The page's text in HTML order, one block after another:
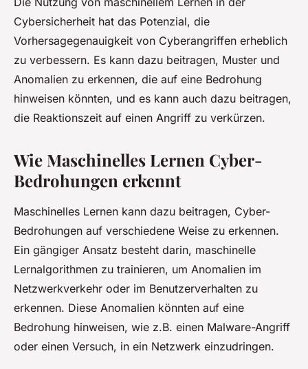
Cybersicherheit hat das Potenzial, die
Vorhersagegenauigkeit von Cyberangriffen erheblich
zu verbessern. Es kann dazu beitragen, Muster und
Anomalien zu erkennen, die auf eine Bedrohung
hinweisen könnten, und es kann auch dazu beitragen,
die Reaktionszeit auf einen Angriff zu verkürzen.
Wie Maschinelles Lernen Cyber-
Bedrohungen erkennt
Maschinelles Lernen kann dazu beitragen, Cyber-
Bedrohungen auf verschiedene Weise zu erkennen.
Ein gängiger Ansatz besteht darin, maschinelle
Lernalgorithmen zu trainieren, um Anomalien im
Netzwerkverkehr oder im Benutzerverhalten zu
erkennen. Diese Anomalien könnten auf eine
Bedrohung hinweisen, wie z.B. einen Malware-Angriff
oder einen Versuch, in ein Netzwerk einzudringen.